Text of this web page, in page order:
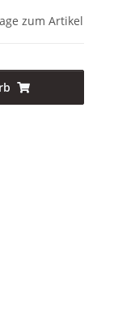
zum Artikel